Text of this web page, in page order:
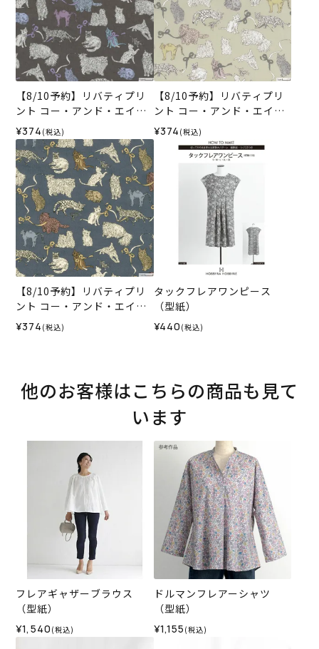
【8/10予約】リバティプリ
ント コー・アンド・エイト
＜02BR＞生地 （ホビーラ
ホビーレオリジナル）2026
AW
¥374 (税込)
【8/10予約】リバティプリ
ント コー・アンド・エイト
＜03BE＞生地 （ホビーラホ
ビーレオリジナル）2026A
¥374 (税込)
【8/10予約】リバティプリ
ント コー・アンド・エイト
＜01N＞生地 （ホビーラホ
ビーレオリジナル）2026A
¥374 (税込)
タックフレアワンピース
（型紙）
¥440 (税込)
他のお客様はこちらの商品も見て
います
フレアギャザーブラウス
（型紙）
¥1,540 (税込)
ドルマンフレアーシャツ
（型紙）
¥1,155 (税込)